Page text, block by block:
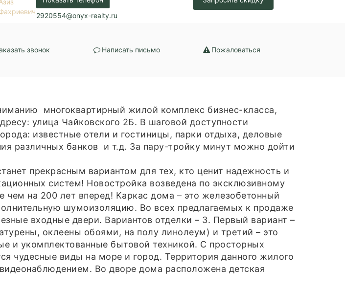
2920554@onyx-realty.ru
звонок Написать письмо Пожаловаться
многоквартирный жилой комплекс бизнес-класса,
улица Чайковского 2Б. В шаговой доступности
известные отели и гостиницы, парки отдыха, деловые
различных банков и т.д. За пару-тройку минут можно дойти
прекрасным вариантом для тех, кто ценит надежность и
систем! Новостройка возведена по эксклюзивному
на 200 лет вперед! Каркас дома – это железобетонный
шумоизоляцию. Во всех предлагаемых к продаже
входные двери. Вариантов отделки – 3. Первый вариант –
оклеены обоями, на полу линолеум) и третий – это
и укомплектованные бытовой техникой. С просторных
чудесные виды на море и город. Территория данного жилого
Во дворе дома расположена детская